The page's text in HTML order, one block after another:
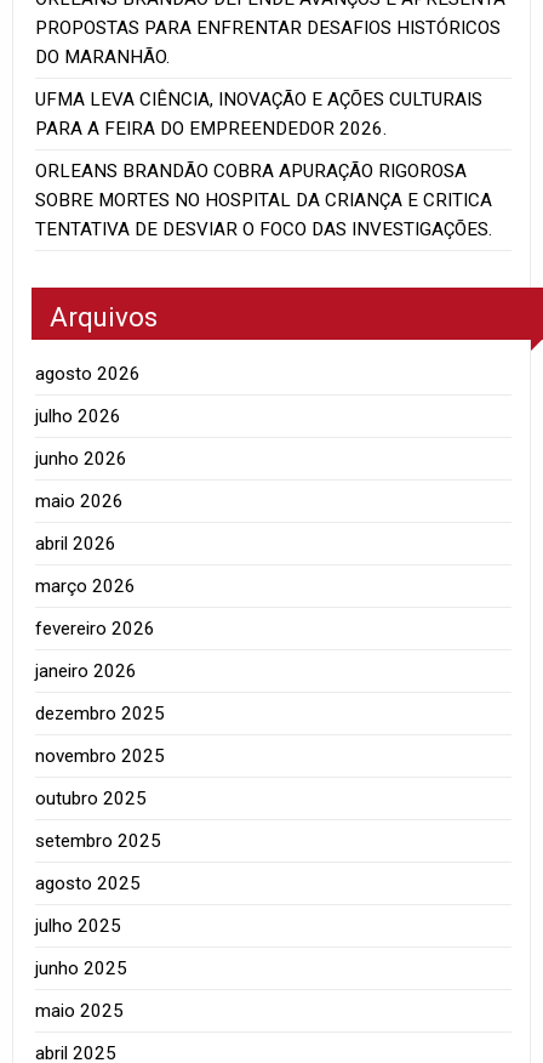
PROPOSTAS PARA ENFRENTAR DESAFIOS HISTÓRICOS
DO MARANHÃO.
UFMA LEVA CIÊNCIA, INOVAÇÃO E AÇÕES CULTURAIS
PARA A FEIRA DO EMPREENDEDOR 2026.
ORLEANS BRANDÃO COBRA APURAÇÃO RIGOROSA
SOBRE MORTES NO HOSPITAL DA CRIANÇA E CRITICA
TENTATIVA DE DESVIAR O FOCO DAS INVESTIGAÇÕES.
Arquivos
agosto 2026
julho 2026
junho 2026
maio 2026
abril 2026
março 2026
fevereiro 2026
janeiro 2026
dezembro 2025
novembro 2025
outubro 2025
setembro 2025
agosto 2025
julho 2025
junho 2025
maio 2025
abril 2025